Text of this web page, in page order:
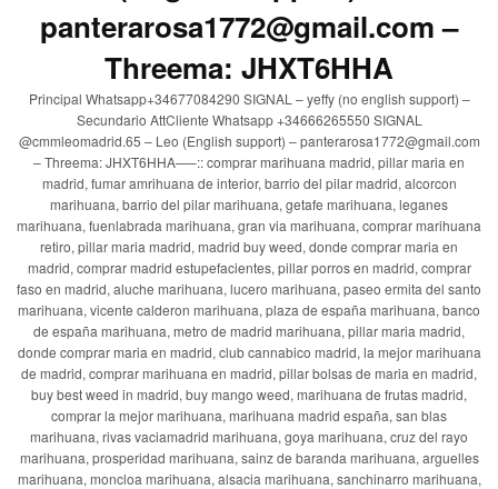
panterarosa1772@gmail.com –
Threema: JHXT6HHA
Principal Whatsapp+34677084290 SIGNAL – yeffy (no english support) –
Secundario AttCliente Whatsapp +34666265550 SIGNAL
@cmmleomadrid.65 – Leo (English support) – panterarosa1772@gmail.com
– Threema: JHXT6HHA—–:: comprar marihuana madrid, pillar maria en
madrid, fumar amrihuana de interior, barrio del pilar madrid, alcorcon
marihuana, barrio del pilar marihuana, getafe marihuana, leganes
marihuana, fuenlabrada marihuana, gran via marihuana, comprar marihuana
retiro, pillar maria madrid, madrid buy weed, donde comprar maria en
madrid, comprar madrid estupefacientes, pillar porros en madrid, comprar
faso en madrid, aluche marihuana, lucero marihuana, paseo ermita del santo
marihuana, vicente calderon marihuana, plaza de españa marihuana, banco
de españa marihuana, metro de madrid marihuana, pillar maria madrid,
donde comprar maria en madrid, club cannabico madrid, la mejor marihuana
de madrid, comprar marihuana en madrid, pillar bolsas de maria en madrid,
buy best weed in madrid, buy mango weed, marihuana de frutas madrid,
comprar la mejor marihuana, marihuana madrid españa, san blas
marihuana, rivas vaciamadrid marihuana, goya marihuana, cruz del rayo
marihuana, prosperidad marihuana, sainz de baranda marihuana, arguelles
marihuana, moncloa marihuana, alsacia marihuana, sanchinarro marihuana,